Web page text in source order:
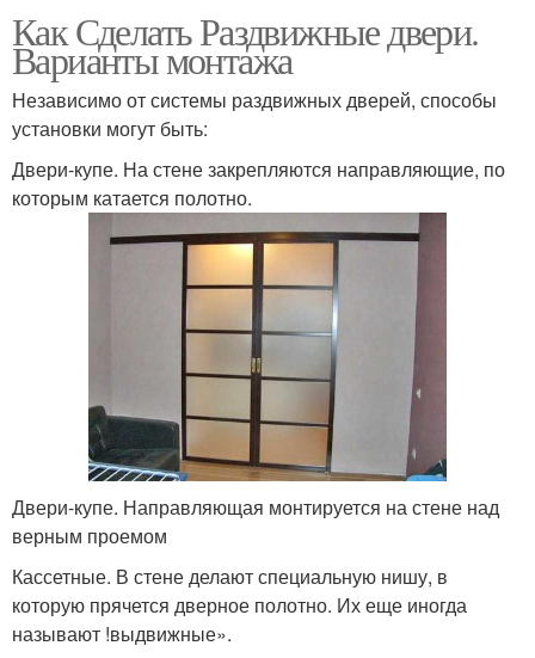
Как Сделать Раздвижные двери.
Варианты монтажа
Независимо от системы раздвижных дверей, способы
установки могут быть:
Двери-купе. На стене закрепляются направляющие, по
которым катается полотно.
Двери-купе. Направляющая монтируется на стене над
верным проемом
Кассетные. В стене делают специальную нишу, в
которую прячется дверное полотно. Их еще иногда
называют !выдвижные».